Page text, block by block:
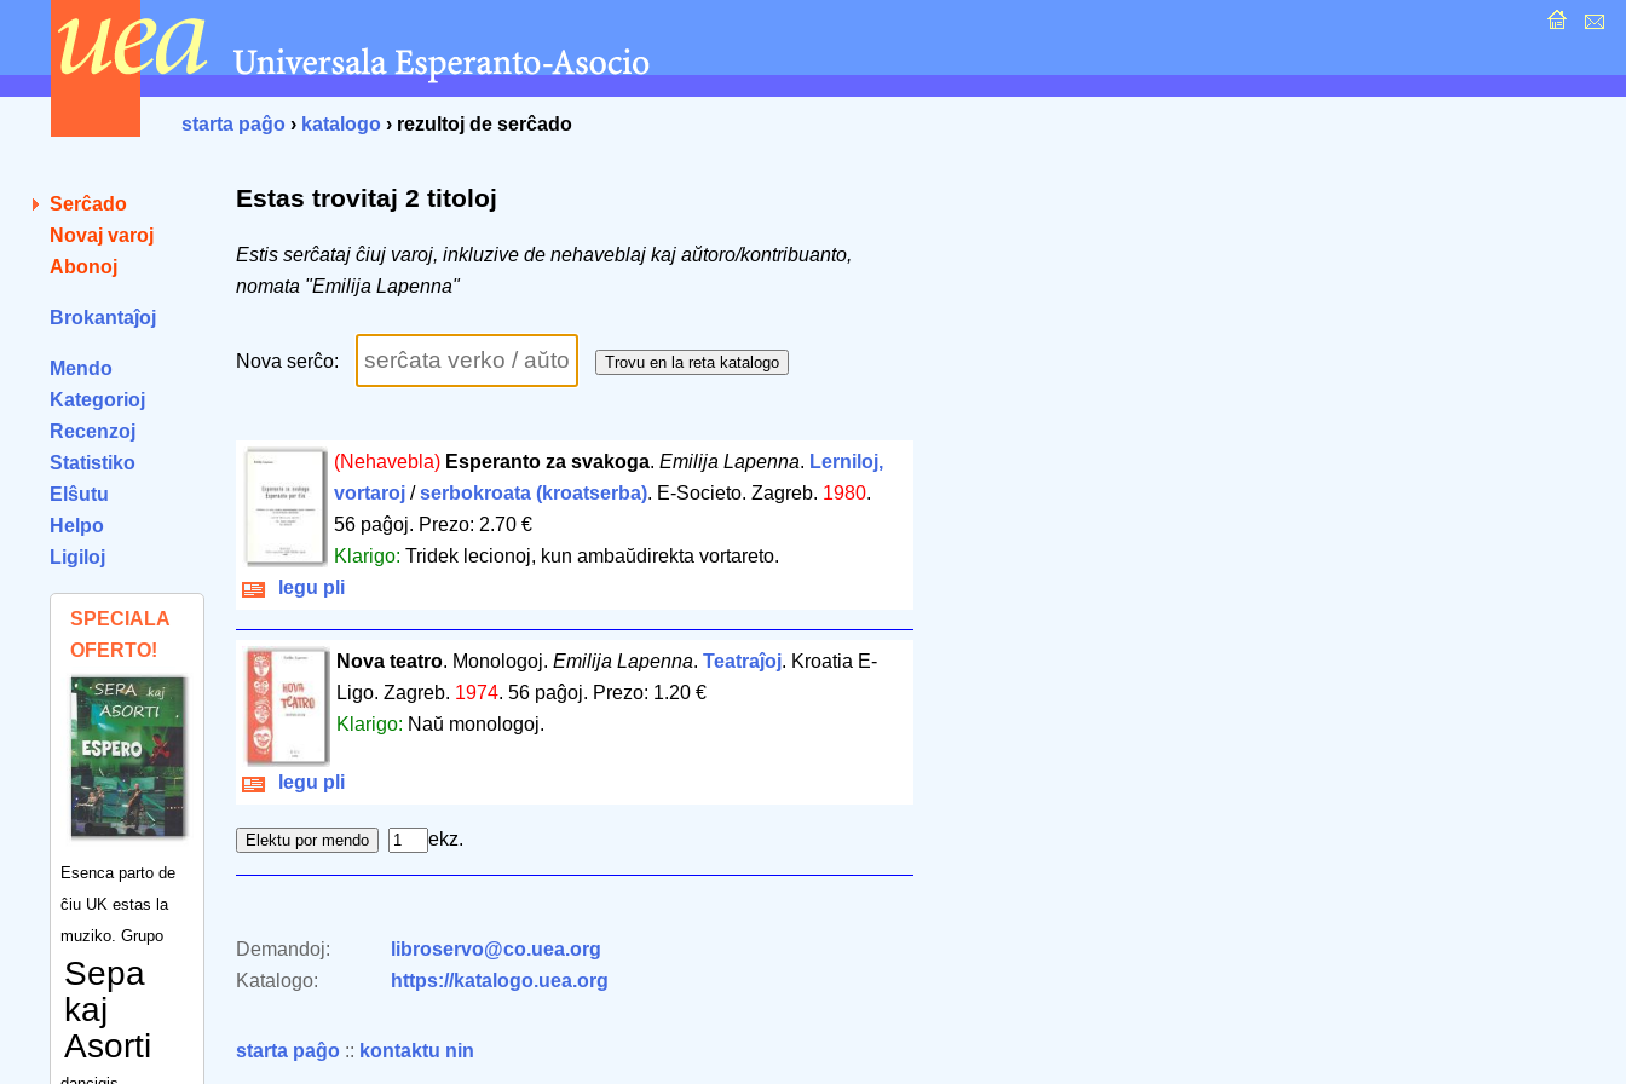
starta paĝo › katalogo › rezultoj de serĉado
Serĉado
Novaj varoj
Abonoj
Brokantaĵoj
Mendo
Kategorioj
Recenzoj
Statistiko
Elŝutu
Helpo
Ligiloj
SPECIALA
OFERTO!
Esenca parto de
ĉiu UK estas la
muziko. Grupo
Sepa
kaj
Asorti
Estas trovitaj 2 titoloj
Estis serĉataj ĉiuj varoj, inkluzive de nehaveblaj kaj aŭtoro/kontribuanto,
nomata "Emilija Lapenna"
Nova serĉo:
(Nehavebla) Esperanto za svakoga. Emilija Lapenna. Lerniloj,
vortaroj/serbokroata (kroatserba). E-Societo. Zagreb. 1980.
56 paĝoj. Prezo: 2.70 €
Klarigo: Tridek lecionoj, kun ambaŭdirekta vortareto.
legu pli
Nova teatro. Monologoj. Emilija Lapenna. Teatraĵoj. Kroatia E-
Ligo. Zagreb. 1974. 56 paĝoj. Prezo: 1.20 €
Klarigo: Naŭ monologoj.
legu pli
ekz.
Demandoj:
libroservo@co.uea.org
Katalogo:
https://katalogo.uea.org
starta paĝo :: kontaktu nin